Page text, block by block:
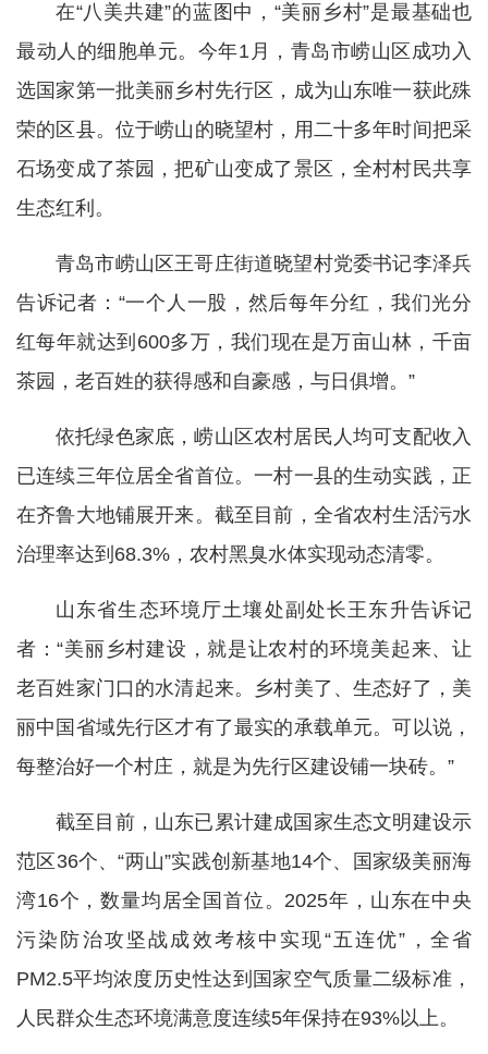
在“八美共建”的蓝图中，“美丽乡村”是最基础也
最动人的细胞单元。今年1月，青岛市崂山区成功入
选国家第一批美丽乡村先行区，成为山东唯一获此殊
荣的区县。位于崂山的晓望村，用二十多年时间把采
石场变成了茶园，把矿山变成了景区，全村村民共享
生态红利。
青岛市崂山区王哥庄街道晓望村党委书记李泽兵
告诉记者：“一个人一股，然后每年分红，我们光分
红每年就达到600多万，我们现在是万亩山林，千亩
茶园，老百姓的获得感和自豪感，与日俱增。”
依托绿色家底，崂山区农村居民人均可支配收入
已连续三年位居全省首位。一村一县的生动实践，正
在齐鲁大地铺展开来。截至目前，全省农村生活污水
治理率达到68.3%，农村黑臭水体实现动态清零。
山东省生态环境厅土壤处副处长王东升告诉记
者：“美丽乡村建设，就是让农村的环境美起来、让
老百姓家门口的水清起来。乡村美了、生态好了，美
丽中国省域先行区才有了最实的承载单元。可以说，
每整治好一个村庄，就是为先行区建设铺一块砖。”
截至目前，山东已累计建成国家生态文明建设示
范区36个、“两山”实践创新基地14个、国家级美丽海
湾16个，数量均居全国首位。2025年，山东在中央
污染防治攻坚战成效考核中实现“五连优”，全省
PM2.5平均浓度历史性达到国家空气质量二级标准，
人民群众生态环境满意度连续5年保持在93%以上。